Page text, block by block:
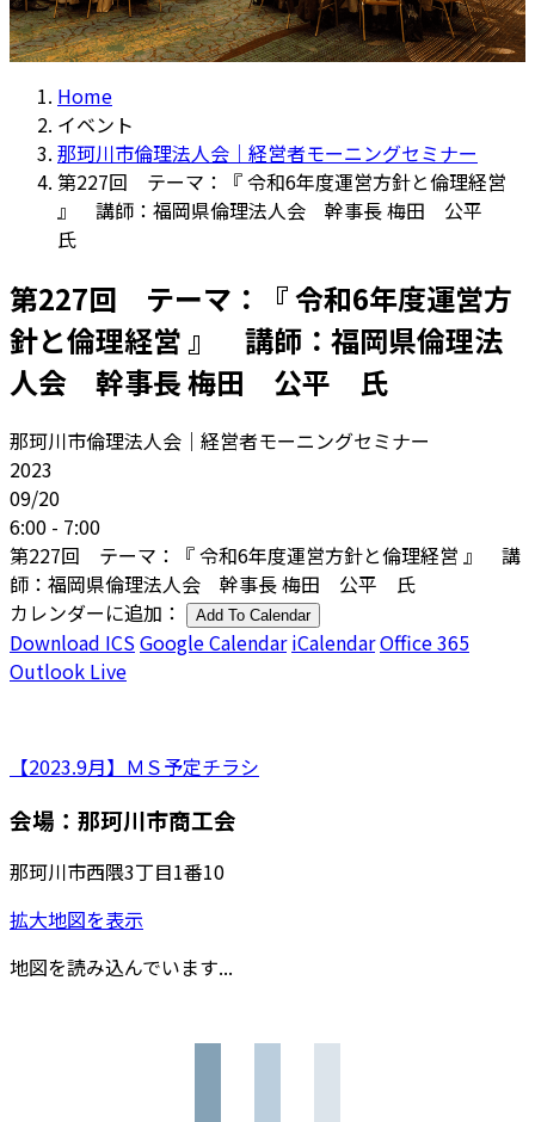
Home
イベント
那珂川市倫理法人会｜経営者モーニングセミナー
第227回 テーマ：『 令和6年度運営方針と倫理経営
』 講師：福岡県倫理法人会 幹事長 梅田 公平
氏
第227回 テーマ：『 令和6年度運営方
針と倫理経営 』 講師：福岡県倫理法
人会 幹事長 梅田 公平 氏
那珂川市倫理法人会｜経営者モーニングセミナー
2023
09/20
6:00 - 7:00
第227回 テーマ：『 令和6年度運営方針と倫理経営 』 講
師：福岡県倫理法人会 幹事長 梅田 公平 氏
カレンダーに追加：
Add To Calendar
Download ICSGoogle Calendar iCalendarOffice 365
Outlook Live
【2023.9月】ＭＳ予定チラシ
会場：那珂川市商工会
那珂川市西隈3丁目1番10
拡大地図を表示
地図を読み込んでいます...